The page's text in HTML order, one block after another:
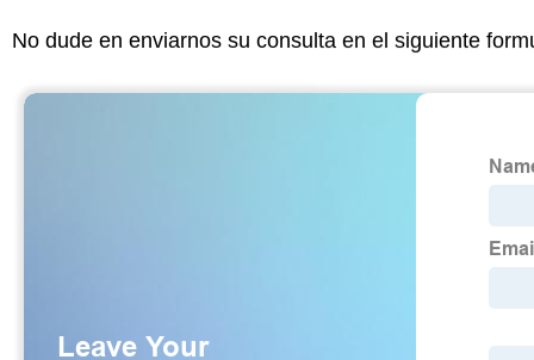
No dude en enviarnos su consulta en el siguiente